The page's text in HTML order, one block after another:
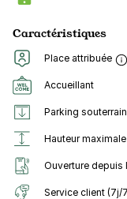
Caractéristiques
Place attribuée
Accueillant
Parking souterrain
Hauteur maximale
Ouverture depuis
Service client (7j/